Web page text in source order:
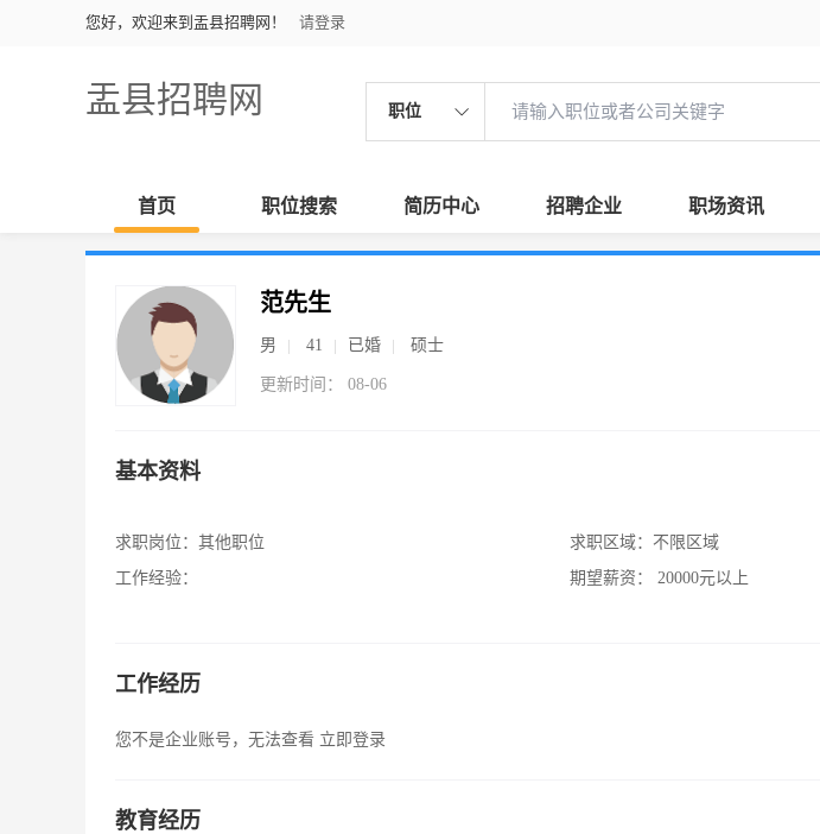
您好，欢迎来到盂县招聘网！ 请登录
盂县招聘网 职位
首页 职位搜索 简历中心 招聘企业 职场资讯
范先生
男 41 已婚 硕士
更新时间： 08-06
基本资料
求职岗位： 其他职位
工作经验：
求职区域： 不限区域
期望薪资：
20000元以上
工作经历
您不是企业账号，无法查看 立即登录
教育经历